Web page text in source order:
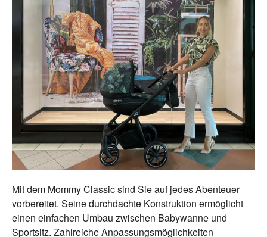
Mit dem Mommy Classic sind Sie auf jedes Abenteuer
vorbereitet. Seine durchdachte Konstruktion ermöglicht
einen einfachen Umbau zwischen Babywanne und
Sportsitz. Zahlreiche Anpassungsmöglichkeiten